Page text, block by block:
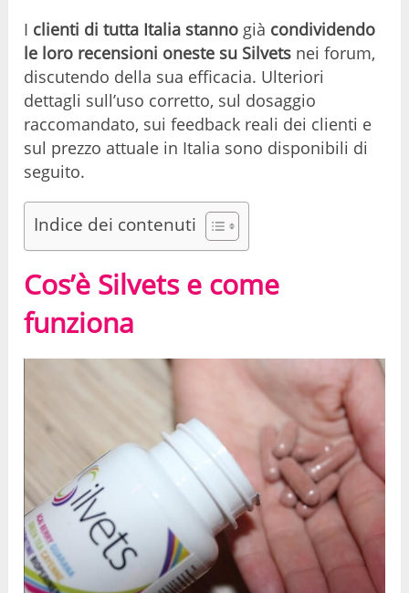
I clienti di tutta Italia stanno già condividendo
le loro recensioni oneste su Silvets nei forum,
discutendo della sua efficacia. Ulteriori
dettagli sull’uso corretto, sul dosaggio
raccomandato, sui feedback reali dei clienti e
sul prezzo attuale in Italia sono disponibili di
seguito.
Indice dei contenuti
Cos’è Silvets e come
funziona